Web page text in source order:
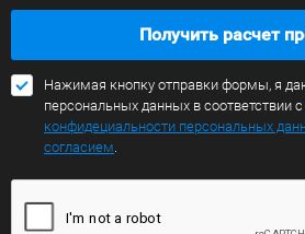
Получить расчет
Нажимая кнопку отправки формы, я
персональных данных в соответствии с
конфидециальности персональных
согласием